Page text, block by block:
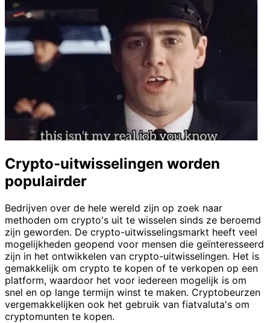
Crypto-uitwisselingen worden
populairder
Bedrijven over de hele wereld zijn op zoek naar
methoden om crypto's uit te wisselen sinds ze beroemd
zijn geworden. De crypto-uitwisselingsmarkt heeft veel
mogelijkheden geopend voor mensen die geïnteresseerd
zijn in het ontwikkelen van crypto-uitwisselingen. Het is
gemakkelijk om crypto te kopen of te verkopen op een
platform, waardoor het voor iedereen mogelijk is om
snel en op lange termijn winst te maken. Cryptobeurzen
vergemakkelijken ook het gebruik van fiatvaluta's om
cryptomunten te kopen.